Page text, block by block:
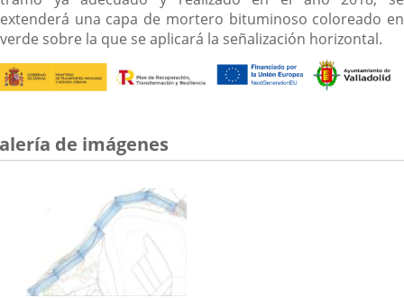
extenderá una capa de mortero bituminoso coloreado en
verde sobre la que se aplicará la señalización horizontal.
de imágenes